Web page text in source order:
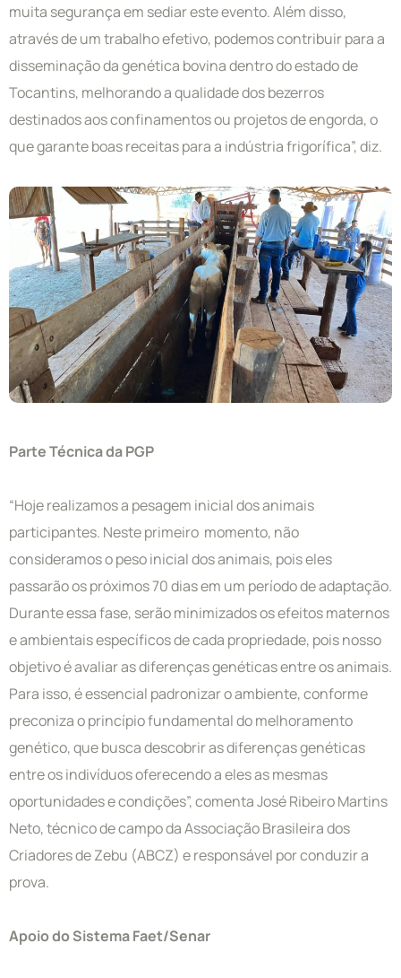
muita segurança em sediar este evento. Além disso,
através de um trabalho efetivo, podemos contribuir para a
disseminação da genética bovina dentro do estado de
Tocantins, melhorando a qualidade dos bezerros
destinados aos confinamentos ou projetos de engorda, o
que garante boas receitas para a indústria frigorífica”, diz.
Parte Técnica da PGP
“Hoje realizamos a pesagem inicial dos animais
participantes. Neste primeiro momento, não
consideramos o peso inicial dos animais, pois eles
passarão os próximos 70 dias em um período de adaptação.
Durante essa fase, serão minimizados os efeitos maternos
e ambientais específicos de cada propriedade, pois nosso
objetivo é avaliar as diferenças genéticas entre os animais.
Para isso, é essencial padronizar o ambiente, conforme
preconiza o princípio fundamental do melhoramento
genético, que busca descobrir as diferenças genéticas
entre os indivíduos oferecendo a eles as mesmas
oportunidades e condições”, comenta José Ribeiro Martins
Neto, técnico de campo da Associação Brasileira dos
Criadores de Zebu (ABCZ) e responsável por conduzir a
prova.
Apoio do Sistema Faet/Senar